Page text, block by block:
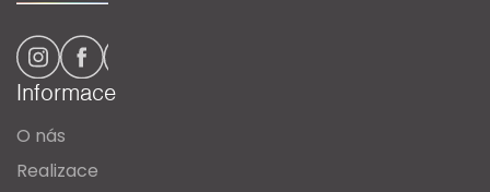
Informace
O nás
Realizace